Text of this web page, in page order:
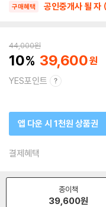
구매혜택 공인중개사 될 자
44,000원
10 39,600
YES포인트
앱 다운 시 1천원 상품권
결제혜택
종이책
39,600원